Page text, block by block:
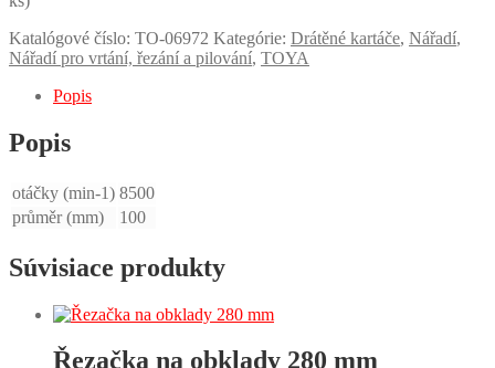
Katalógové číslo: TO-06972 Kategórie: Drátěné kartáče, Nářadí,
Nářadí pro vrtání, řezání a pilování, TOYA
Popis
Popis
otáčky (min-1) 8500
průměr (mm)
100
Súvisiace produkty
Řezačka na obklady 280 mm